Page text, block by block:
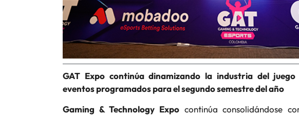
GAT Expo continúa dinamizando la industria del
eventos programados para el segundo semestre del año
Gaming & Technology Expocontinúa consolidándose